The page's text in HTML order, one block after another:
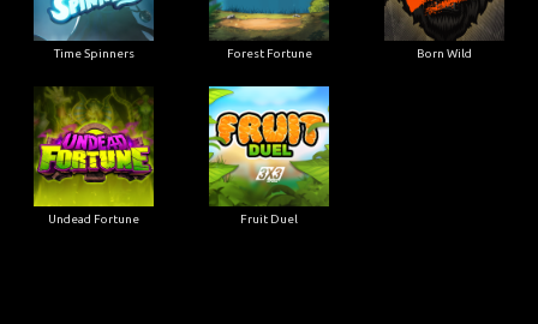
Time Spinners Forest Fortune Born Wild
Undead Fortune Fruit Duel